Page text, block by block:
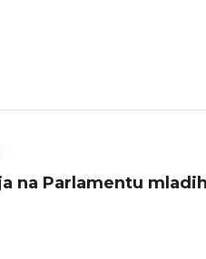
na Parlamentu mladih